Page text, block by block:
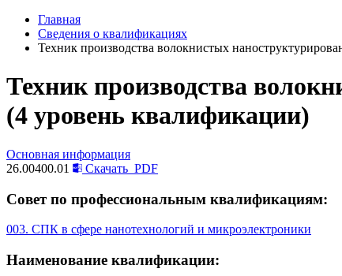
Главная
Сведения о квалификациях
Техник производства волокнистых
Техник производства
(4 уровень квалификации)
Основная информация
26.00400.01
Скачать PDF
Совет по профессиональным квалификациям:
003. СПК в сфере нанотехнологий и микроэлектроники
Наименование квалификации: